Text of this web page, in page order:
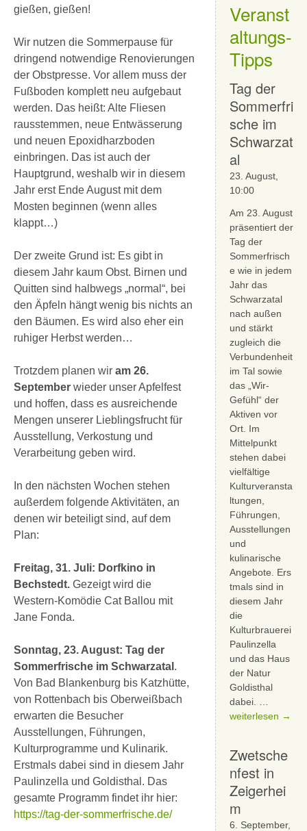
gießen, gießen!
Wir nutzen die Sommerpause für
dringend notwendige Renovierungen
der Obstpresse. Vor allem muss der
Fußboden komplett neu aufgebaut
werden. Das heißt: Alte Fliesen
rausstemmen, neue Entwässerung
und neuen Epoxidharzboden
einbringen. Das ist auch der
Hauptgrund, weshalb wir in diesem
Jahr erst Ende August mit dem
Mosten beginnen (wenn alles
klappt…)
Der zweite Grund ist: Es gibt in
diesem Jahr kaum Obst. Birnen und
Quitten sind halbwegs „normal“, bei
den Äpfeln hängt wenig bis nichts an
den Bäumen. Es wird also eher ein
ruhiger Herbst werden…
Trotzdem planen wir am 26.
September wieder unser Apfelfest
und hoffen, dass es ausreichende
Mengen unserer Lieblingsfrucht für
Ausstellung, Verkostung und
Verarbeitung geben wird.
In den nächsten Wochen stehen
außerdem folgende Aktivitäten, an
denen wir beteiligt sind, auf dem
Plan:
Freitag, 31. Juli: Dorfkino in
Bechstedt. Gezeigt wird die
Western-Komödie Cat Ballou mit
Jane Fonda.
Sonntag, 23. August: Tag der
Sommerfrische im Schwarzatal .
Von Bad Blankenburg bis Katzhütte,
von Rottenbach bis Oberweißbach
erwarten die Besucher
Ausstellungen, Führungen,
Kulturprogramme und Kulinarik.
Erstmals dabei sind in diesem Jahr
Paulinzella und Goldisthal. Das
gesamte Programm findet ihr hier:
https://tag-der-sommerfrische.de/
Veranst
altungs-
Tipps
Tag der
Sommerfri
sche im
Schwarzat
al
23. August,
10:00
Am 23. August
präsentiert der
Tag der
Sommerfrisch
e wie in jedem
Jahr das
Schwarzatal
nach außen
und stärkt
zugleich die
Verbundenheit
im Tal sowie
das „Wir-
Gefühl“ der
Aktiven vor
Ort. Im
Mittelpunkt
stehen dabei
vielfältige
Kulturveransta
ltungen,
Führungen,
Ausstellungen
und
kulinarische
Angebote. Ers
tmals sind in
diesem Jahr
die
Kulturbrauerei
Paulinzella
und das Haus
der Natur
Goldisthal
dabei. …
der
weiterlesen →
Zwetsche
nfest in
Zeigerhei
m
6. September,